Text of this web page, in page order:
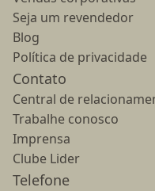
Seja um revendedor
Blog
Política de privacidade
Contato
Central de
Trabalhe conosco
Imprensa
Clube Lider
Telefone